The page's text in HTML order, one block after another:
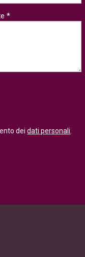
*
deidati personali.